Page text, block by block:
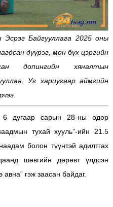
Эсрэг Байгууллага 2025 оны
дүүрэг, мөн бүх цэргийн
допингийн хяналтын
Уг хариугаар аймгийн
дугаар сарын 28-ны өдөр
тухай хууль”-ийн 21.5
болон түүнтэй адилтгах
шөвгийн дөрөвт үлдсэн
гэж заасан байдаг.